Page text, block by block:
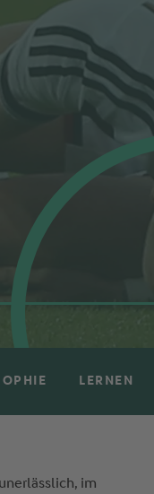
LERNEN
im